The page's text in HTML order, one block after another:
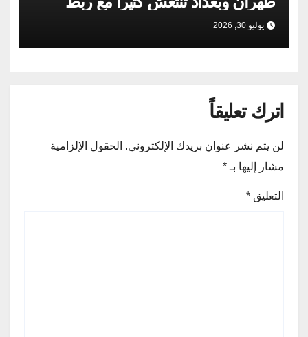
السكك الحديدية
يوليو 30, 2026
اترك تعليقاً
لن يتم نشر عنوان بريدك الإلكتروني. الحقول الإلزامية
مشار إليها بـ *
التعليق *